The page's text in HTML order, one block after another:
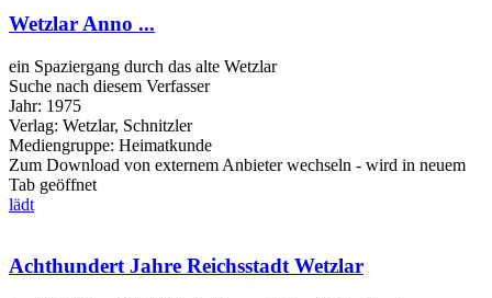
Wetzlar Anno ...
ein Spaziergang durch das alte Wetzlar
Suche nach diesem Verfasser
Jahr: 1975
Verlag: Wetzlar, Schnitzler
Mediengruppe: Heimatkunde
Zum Download von externem Anbieter wechseln - wird in neuem
Tab geöffnet
lädt
Achthundert Jahre Reichsstadt Wetzlar